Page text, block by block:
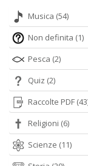
Musica (54)
Non definita (1)
Pesca (2)
Quiz (2)
Raccolte PDF
Religioni (6)
Scienze (11)